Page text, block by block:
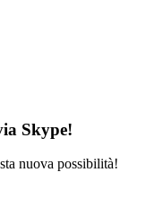
Skype!
nuova possibilità!